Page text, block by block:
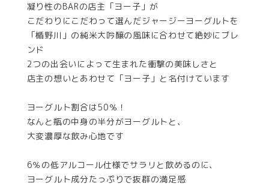
凝り性のBARの店主「ヨー子」が
こだわりにこだわって選んだジャージーヨーグルトを
「楯野川」の純米大吟醸の風味に合わせて絶妙にブレ
ンド
2つの出会いによって生まれた衝撃の美味しさと
店主の想いとあわせて「ヨー子」と名付けています
ヨーグルト割合は50％！
なんと瓶の中身の半分がヨーグルトと、
大変濃厚な飲み心地です
6％の低アルコール仕様でサラリと飲めるのに、
ヨーグルト成分たっぷりで抜群の満足感